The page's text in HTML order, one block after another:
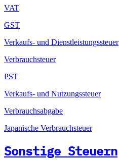
VAT
GST
Verkaufs- und Dienstleistungssteuer
Verbrauchsteuer
PST
Verkaufs- und Nutzungssteuer
Verbrauchsabgabe
Japanische Verbrauchsteuer
Sonstige Steuern